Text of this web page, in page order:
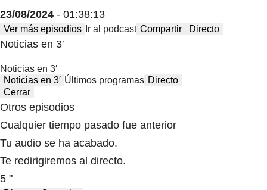
23/08/2024 - 01:38:13
Ver más episodios Ir al podcast Compartir Directo
Noticias en 3′
Noticias en 3′
Noticias en 3′ Últimos programas Directo
Cerrar
Otros episodios
Cualquier tiempo pasado fue anterior
Tu audio se ha acabado.
Te redirigiremos al directo.
5 "